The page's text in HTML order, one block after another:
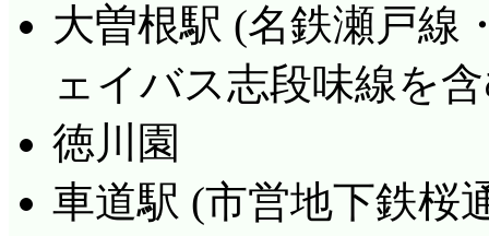
大曽根駅 (名鉄瀬戸線
ェイバス志段味線を
徳川園
車道駅 (市営地下鉄桜